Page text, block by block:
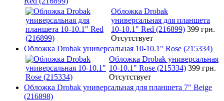
Обложка Drobak
универсальная для планшета
10-10.1" Red (216899) 399 грн.
Отсутствует
Обложка Drobak универсальная 10-10.1" Rose (215334)
Обложка Drobak универсальная
10-10.1" Rose (215334) 399 грн.
Отсутствует
Обложка Drobak универсальная для планшета 7" Beige
(216898)